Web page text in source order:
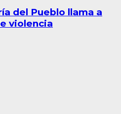
del Pueblo llama a
violencia